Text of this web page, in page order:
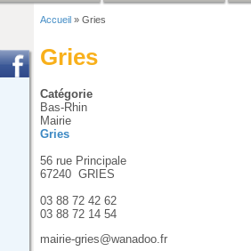
Accueil » Gries
Gries
Catégorie
Bas-Rhin
Mairie
Gries
56 rue Principale
67240 GRIES
03 88 72 42 62
03 88 72 14 54
mairie-gries@wanadoo.fr